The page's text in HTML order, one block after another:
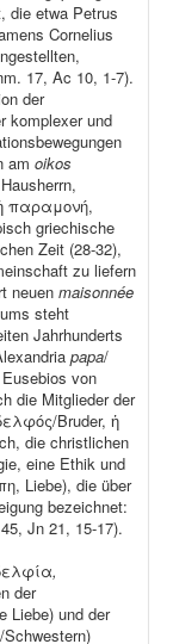
die etwa Petrus
Cornelius
17, Ac 10, 1-7).
der
komplexer und
am oikos
παραμονή,
griechische
Zeit (28-32),
zu liefern
neuen maisonnée
steht
Jahrhunderts
papa/
von
die Mitglieder der
Bruder, ἡ
die christlichen
eine Ethik und
Liebe), die über
bezeichnet:
Jn 21, 15-17).
,
der
Liebe) und der
Schwestern)